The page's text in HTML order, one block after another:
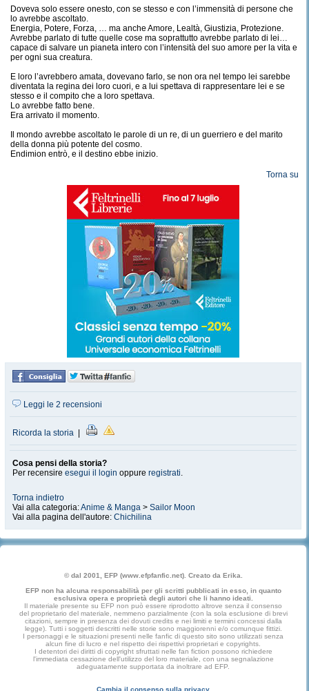
Doveva solo essere onesto, con se stesso e con l’immensità di persone che
lo avrebbe ascoltato.
Energia, Potere, Forza, … ma anche Amore, Lealtà, Giustizia, Protezione.
Avrebbe parlato di tutte quelle cose ma soprattutto avrebbe parlato di lei…
capace di salvare un pianeta intero con l’intensità del suo amore per la vita e
per ogni sua creatura.
E loro l’avrebbero amata, dovevano farlo, se non ora nel tempo lei sarebbe
diventata la regina dei loro cuori, e a lui spettava di rappresentare lei e se
stesso e il compito che a loro spettava.
Lo avrebbe fatto bene.
Era arrivato il momento.
Il mondo avrebbe ascoltato le parole di un re, di un guerriero e del marito
della donna più potente del cosmo.
Endimion entrò, e il destino ebbe inizio.
Torna su
Leggi le 2 recensioni
Ricorda la storia
Cosa pensi della storia?
Per recensire esegui il login oppure registrati.
Torna indietro
Vai alla categoria:Anime & Manga > Sailor Moon
Vai alla pagina dell'autore: Chichilina
© dal 2001, EFP (www.efpfanfic.net). Creato da Erika.
EFP non ha alcuna responsabilità per gli scritti pubblicati in esso, in quanto
esclusiva opera e proprietà degli autori che li hanno ideati.
Il materiale presente su EFP non può essere riprodotto altrove senza il consenso
del proprietario del materiale, nemmeno parzialmente (con la sola esclusione di brevi
citazioni, sempre in presenza dei dovuti credits e nei limiti e termini concessi dalla
legge). Tutti i soggetti descritti nelle storie sono maggiorenni e/o comunque fittizi.
I personaggi e le situazioni presenti nelle fanfic di questo sito sono utilizzati senza
alcun fine di lucro e nel rispetto dei rispettivi proprietari e copyrights.
I detentori dei diritti di copyright sfruttati nelle fan fiction possono richiedere
l'immediata cessazione dell'utilizzo del loro materiale, con una segnalazione
adeguatamente supportata da inoltrare ad EFP.
Cambia il consenso sulla privacy